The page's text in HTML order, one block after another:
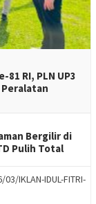
RI, PLN UP3
Peralatan
Bergilir di
Pulih Total
IKLAN-IDUL-FITRI-